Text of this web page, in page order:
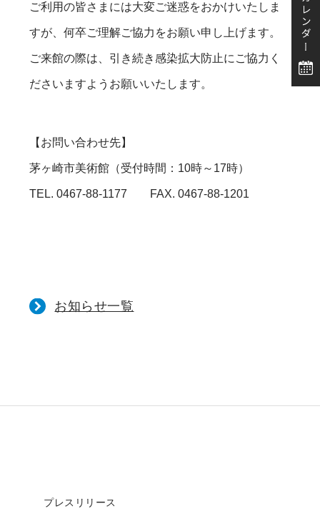
ご利用の皆さまには大変ご迷惑をおかけいたしま
すが、何卒ご理解ご協力をお願い申し上げます。
ご来館の際は、引き続き感染拡大防止にご協力く
ださいますようお願いいたします。
【お問い合わせ先】
茅ヶ崎市美術館（受付時間：10時～17時）
TEL. 0467-88-1177 FAX. 0467-88-1201
お知らせ一覧
プレスリリース